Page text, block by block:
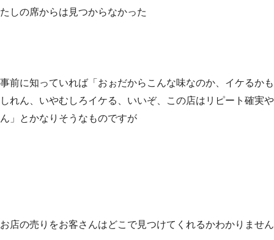
たしの席からは見つからなかった
事前に知っていれば「おぉだからこんな味なのか、イケるかも
しれん、いやむしろイケる、いいぞ、この店はリピート確実や
ん」とかなりそうなものですが
お店の売りをお客さんはどこで見つけてくれるかわかりません